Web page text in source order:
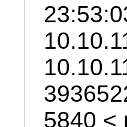
5840 <